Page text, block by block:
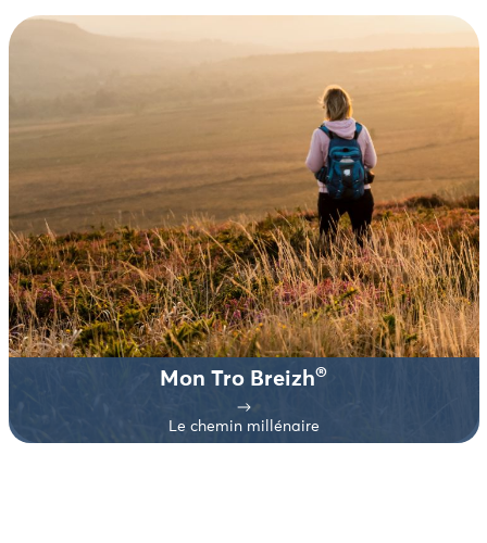
Mon Tro Breizh®
Le chemin millénaire